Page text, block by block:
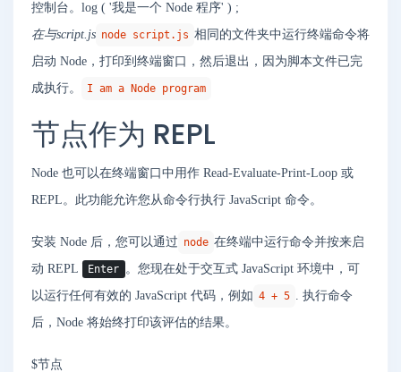
控制台。 log ( '我是一个 Node 程序' ) ;
在与script.js node script.js 相同的文件夹中运行终端命令将
启动 Node，打印到终端窗口，然后退出，因为脚本文件已完
成执行。
I am a Node program
节点作为 REPL
Node 也可以在终端窗口中用作 Read-Evaluate-Print-Loop 或
REPL。此功能允许您从命令行执行 JavaScript 命令。
安装 Node 后，您可以通过 node 在终端中运行命令并按来启
动 REPL
Enter 。您现在处于交互式 JavaScript 环境中，可
以运行任何有效的 JavaScript 代码，例如 4 + 5 . 执行命令
后，Node 将始终打印该评估的结果。
$节点